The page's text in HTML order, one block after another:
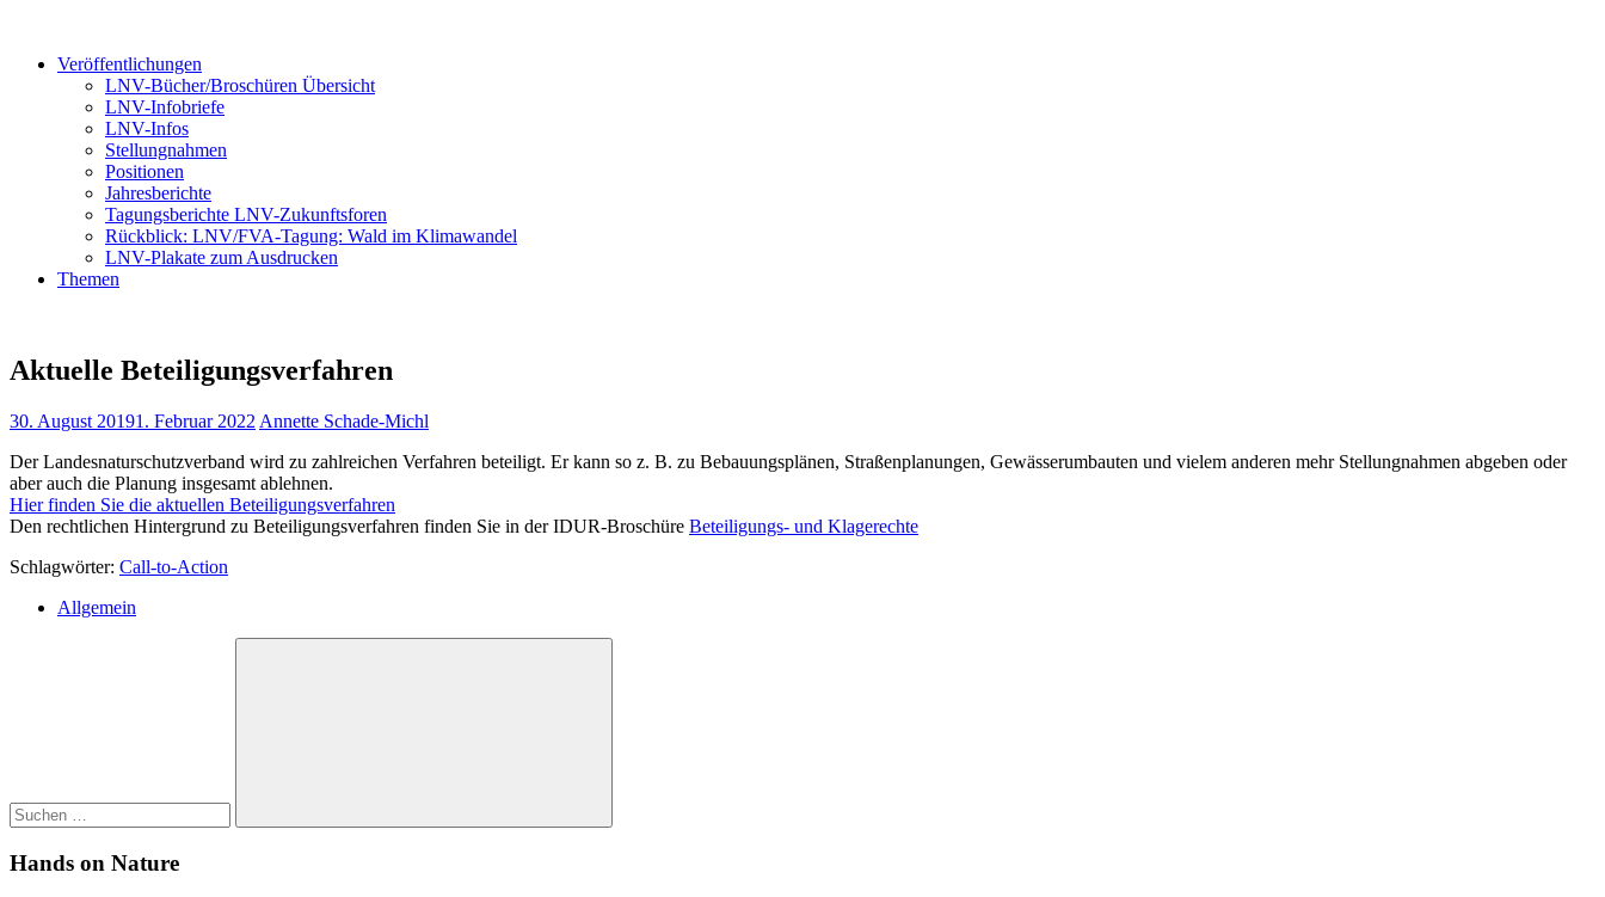
Veröffentlichungen
LNV-Bücher/Broschüren Übersicht
LNV-Infobriefe
LNV-Infos
Stellungnahmen
Positionen
Jahresberichte
Tagungsberichte LNV-Zukunftsforen
Rückblick: LNV/FVA-Tagung: Wald im Klimawandel
LNV-Plakate zum Ausdrucken
Themen
Aktuelle Beteiligungsverfahren
30. August 20191. Februar 2022 Annette Schade-Michl
Der Landesnaturschutzverband wird zu zahlreichen Verfahren beteiligt. Er kann so z. B. zu Bebauungsplänen, Straßenplanungen, Gewässerumbauten und vielem anderen mehr Stellungnahmen abgeben oder
aber auch die Planung insgesamt ablehnen.
Hier finden Sie die aktuellen Beteiligungsverfahren
Den rechtlichen Hintergrund zu Beteiligungsverfahren finden Sie in der IDUR-Broschüre Beteiligungs- und Klagerechte
Schlagwörter: Call-to-Action
Allgemein
Suchen
Hands on Nature